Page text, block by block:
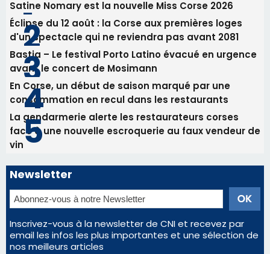
Satine Nomary est la nouvelle Miss Corse 2026
Éclipse du 12 août : la Corse aux premières loges
d'un spectacle qui ne reviendra pas avant 2081
Bastia – Le festival Porto Latino évacué en urgence
avant le concert de Mosimann
En Corse, un début de saison marqué par une
consommation en recul dans les restaurants
La gendarmerie alerte les restaurateurs corses
face à une nouvelle escroquerie au faux vendeur de
vin
Newsletter
Inscrivez-vous à la newsletter de CNI et recevez par
email les infos les plus importantes et une sélection de
nos meilleurs articles